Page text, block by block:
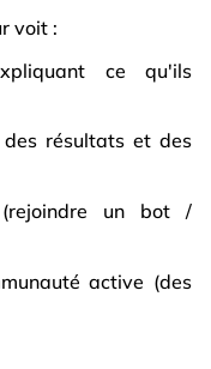
voit :
ce qu'ils
résultats et des
un bot /
active (des